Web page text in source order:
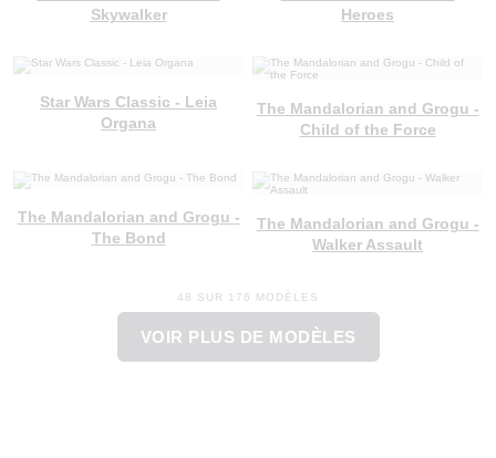
Skywalker
Heroes
Star Wars Classic - Leia
Organa
The Mandalorian and Grogu -
Child of the Force
The Mandalorian and Grogu -
The Bond
The Mandalorian and Grogu -
Walker Assault
48 SUR 176 MODÈLES
VOIR PLUS DE MODÈLES